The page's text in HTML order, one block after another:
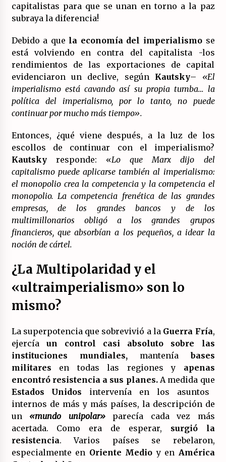
capitalistas para que se unan en torno a la paz
subraya la diferencia!
Debido a que la economía del imperialismo se
está volviendo en contra del capitalista -los
rendimientos de las exportaciones de capital
evidenciaron un declive, según Kautsky– «El
imperialismo está cavando así su propia tumba… la
política del imperialismo, por lo tanto, no puede
continuar por mucho más tiempo».
Entonces, ¿qué viene después, a la luz de los
escollos de continuar con el imperialismo?
Kautskyresponde: «Lo que Marx dijo del
capitalismo puede aplicarse también al imperialismo:
el monopolio crea la competencia y la competencia el
monopolio. La competencia frenética de las grandes
empresas, de los grandes bancos y de los
multimillonarios obligó a los grandes grupos
financieros, que absorbían a los pequeños, a idear la
noción de cártel.
¿La Multipolaridad y el
«ultraimperialismo» son lo
mismo?
La superpotencia que sobrevivió a la Guerra Fría,
ejercía un control casi absoluto sobre las
instituciones mundiales,manteníabases
militares en todas las regiones y apenas
encontró resistencia a sus planes.A medida que
Estados Unidos intervenía en los asuntos
internos de más y más países, la descripción de
un «mundo unipolar»parecía cada vez más
acertada. Como era de esperar, surgió la
resistencia. Varios países se rebelaron,
especialmente en Oriente Medioy en América